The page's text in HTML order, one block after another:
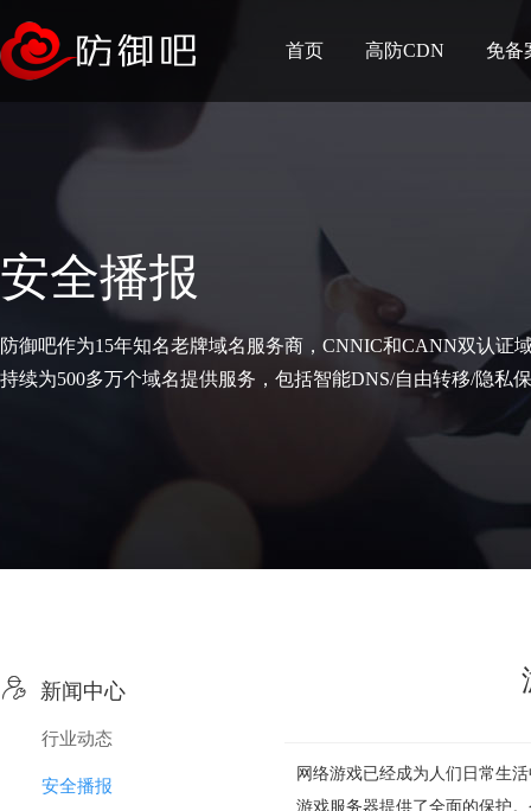
首页 高防CDN 免备
安全播报
防御吧作为15年知名老牌域名服务商，CNNIC和CANN双认证
持续为500多万个域名提供服务，包括智能DNS/自由转移/隐私
 新闻中心
行业动态
安全播报
网络游戏已经成为人们日常生
游戏服务器提供了全面的保护